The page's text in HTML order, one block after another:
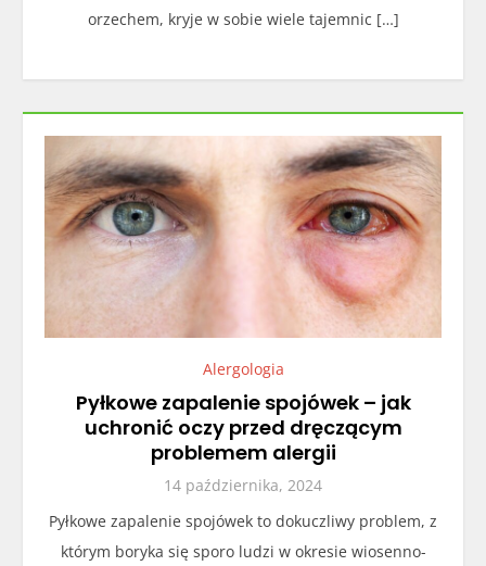
orzechem, kryje w sobie wiele tajemnic […]
Alergologia
Pyłkowe zapalenie spojówek – jak
uchronić oczy przed dręczącym
problemem alergii
14 października, 2024
Pyłkowe zapalenie spojówek to dokuczliwy problem, z
którym boryka się sporo ludzi w okresie wiosenno-